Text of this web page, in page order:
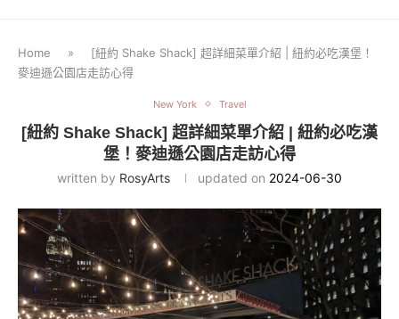
Home »
[紐約 Shake Shack] 超詳細菜單介紹 | 紐約必吃漢堡！
麥迪遜公園店走訪心得
New York Travel
[紐約 Shake Shack] 超詳細菜單介紹 | 紐約必吃漢
堡！麥迪遜公園店走訪心得
written by RosyArts updated on 2024-06-30